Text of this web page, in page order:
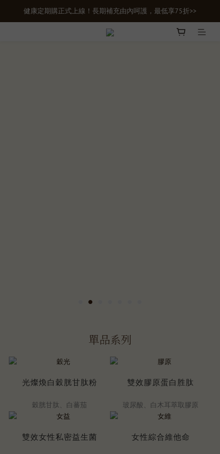
新會員首購輸入【newgifts】滿額最高現折$100
健康定期購正式上線！長期補充由內呵護，最低享75折>>
新會員首購輸入【newgifts】滿額最高現折$100
單品系列
光燦煥白穀胱甘肽粉
穀胱甘肽、白蕃茄
雙效膠原蛋白胜肽
玻尿酸、白木耳萃取膠原
雙效女性私密益生菌 女性綜合維他命